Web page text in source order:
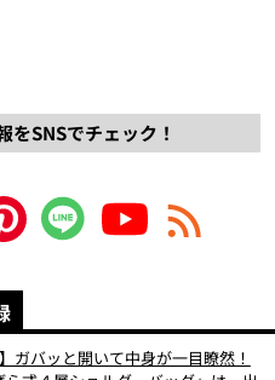
をSNSでチェック！
ガバッと開いて中身が一目瞭然！